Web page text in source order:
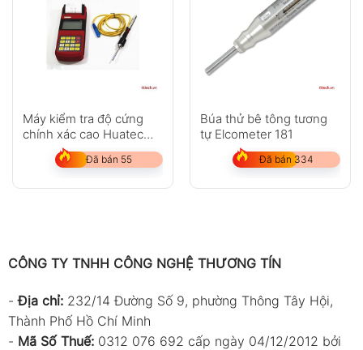
Máy kiểm tra độ cứng
chính xác cao Huatec
RHL160
Đã bán 55
Búa thử bê tông tương
tự Elcometer 181
Đã bán 334
CÔNG TY TNHH CÔNG NGHỆ THƯƠNG TÍN
-Địa chỉ: 232/14 Đường Số 9, phường Thông Tây Hội,
Thành Phố Hồ Chí Minh
- Mã Số Thuế: 0312 076 692 cấp ngày 04/12/2012 bởi